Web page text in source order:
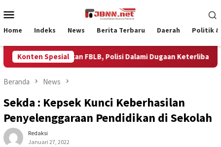
ke
Mobile
Home Indeks News Berita Terbaru Daerah Politik &
Konten Spesial
TKP Penembakan FBLB, Polisi Dalami Dugaan Keterlibatan EG
Beranda News
Sekda : Kepsek Kunci Keberhasilan
Penyelenggaraan Pendidikan di Sekolah
Redaksi
Januari 27, 2022